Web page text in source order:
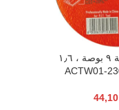
اسطوانة قطعية ٩ بوصة ، ١٫٦
44,10